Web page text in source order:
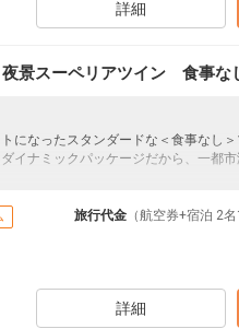
詳細
夜景スーペリアツイン 食事な
になったスタンダードな＜食事なし
イナミックパッケージだから、一都
たはJALグループ）確約！フライトマ
地交通・体験プランなどの追加（同
旅行代金 （航空券+宿泊 2
詳細